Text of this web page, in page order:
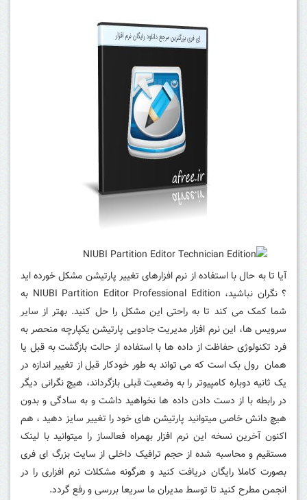
آیا تا به حال با استفاده از نرم افزارهای تغییر پارتیشن مشکل خورده اید
؟
نگران نباشید، NIUBI Partition Editor Professional Edition به
شما کمک می کند تا به راحتی این مشکل را حل کنید. بهتر از سایر
سرویس ها، این نرم افزار مدیریت جادویی پارتیشن یکپارچه منحصر به
فرد تکنولوژی حفاظت از داده ها با استفاده از حالت بازگشت به قبل یا
همان رول بک است که می تواند به طور خودکار قبل از تغییر اندازه در
یک ثانیه دوباره کامپیوتر را به وضعیت قبلی بازگرداند، هیچ نگرانی دیگر
در رابطه با از دست دادن داده ها نخواهید داشت و به سادگی و بدون
هیچ دانش خاصی میتوانید پارتیشن های خود را تغییر سایز دهید ، هم
اکنون آخرین نسخه این نرم افزار بهمراه فعالساز را میتوانید با لینک
مستقیم و محاسبه شده از حجم ترافیک داخلی از سایت بزرگ ای فری
بصورت کاملا رایگان دریافت کنید و هرگونه مشکلات نرم افزاری را در
انجمن مطرح کنید تا توسط مدیران ما سریعا بررسی و رفع گردد.